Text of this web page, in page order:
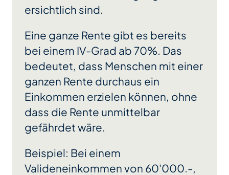
ersichtlich sind.
Eine ganze Rente gibt es bereits
bei einem IV-Grad ab 70%. Das
bedeutet, dass Menschen mit einer
ganzen Rente durchaus ein
Einkommen erzielen können, ohne
dass die Rente unmittelbar
gefährdet wäre.
Beispiel: Bei einem
Valideneinkommen von 60'000.-,